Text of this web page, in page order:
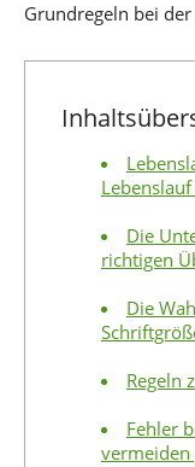
Grundregeln bei
Die
richtigen
Die
Regeln
Fehler
vermeiden